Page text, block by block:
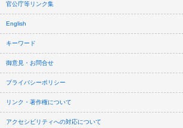
官公庁等リンク集
English
キーワード
御意見・お問合せ
プライバシーポリシー
リンク・著作権について
アクセシビリティへの対応について